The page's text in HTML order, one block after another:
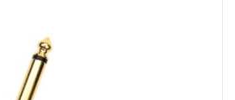
Thương Mại Crescent Mall, 101 Tôn Dật Tiên,
Quận 7, Hồ Chí Minh
Phan Đăng Lưu
Bình Thạnh, TPHCM, Quận Bình Thạnh, Hồ